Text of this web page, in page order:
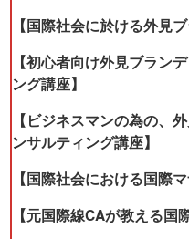
【国際社会に於ける外見
【初心者向け外見ブラン
ング講座】
【ビジネスマンの為の、
ンサルティング講座】
【国際社会における国際
【元国際線CAが教える国